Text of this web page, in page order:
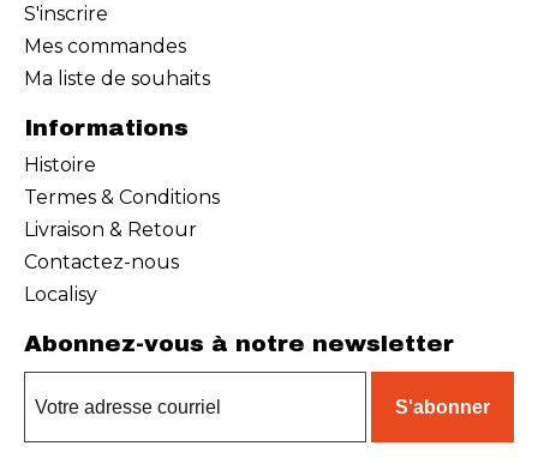
S'inscrire
Mes commandes
Ma liste de souhaits
Informations
Histoire
Termes & Conditions
Livraison & Retour
Contactez-nous
Localisy
Abonnez-vous à notre newsletter
S'abonner